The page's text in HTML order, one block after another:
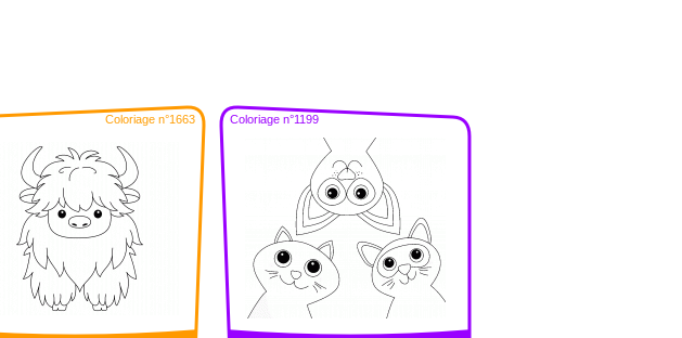
Coloriage n°1663 Coloriage n°1199